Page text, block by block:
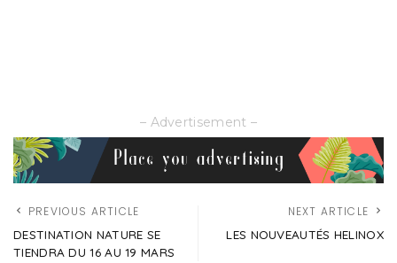
– Advertisement –
PREVIOUS ARTICLE
DESTINATION NATURE SE
TIENDRA DU 16 AU 19 MARS
NEXT ARTICLE
LES NOUVEAUTÉS HELINOX